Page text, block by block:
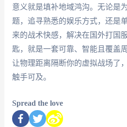
意义就是填补地域鸿沟。无论是
题，追寻熟悉的娱乐方式，还是
来的战术快感，解决在国外打国
匙，就是一套可靠、智能且覆盖
让物理距离隔断你的虚拟战场了
触手可及。
Spread the love